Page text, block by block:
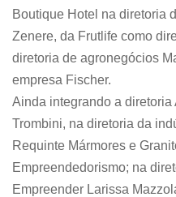
Boutique Hotel na diretoria
Zenere, da Frutlife como
diretoria de agronegócios
empresa Fischer.
Ainda integrando a diretoria
Trombini, na diretoria da
Requinte Mármores e
Empreendedorismo; na
Empreender Larissa